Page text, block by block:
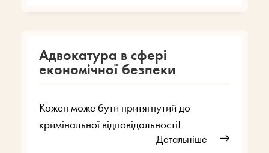
Адвокатура в сфері
економічної безпеки
Кожен може бути притягнутий до
кримінальної відповідальності!
Детальніше